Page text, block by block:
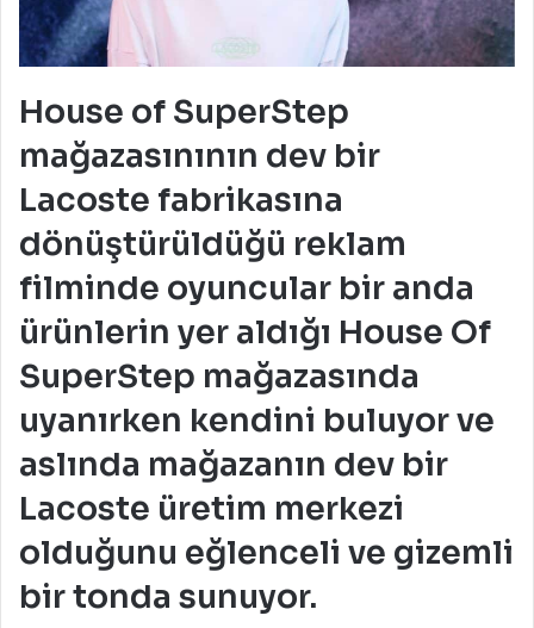
House of SuperStep
mağazasınının dev bir
Lacoste fabrikasına
dönüştürüldüğü reklam
filminde oyuncular bir anda
ürünlerin yer aldığı House Of
SuperStep mağazasında
uyanırken kendini buluyor ve
aslında mağazanın dev bir
Lacoste üretim merkezi
olduğunu eğlenceli ve gizemli
bir tonda sunuyor.